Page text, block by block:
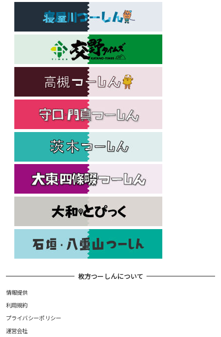
枚方つーしんについて
情報提供
利用規約
プライバシーポリシー
運営会社